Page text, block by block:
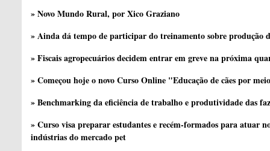
» Novo Mundo Rural, por Xico Graziano
» Ainda dá tempo de participar do treinamento sobre produção
» Fiscais agropecuários decidem entrar em greve na próxima
» Começou hoje o novo Curso Online "Educação de cães por
» Benchmarking da eficiência de trabalho e produtividade das
» Curso visa preparar estudantes e recém-formados para atuar
indústrias do mercado pet